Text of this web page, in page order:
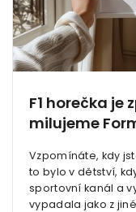
F1 horečka je
milujeme
Vzpomínáte, kdy
to bylo v dětství,
sportovní kanál a
vypadala jako z